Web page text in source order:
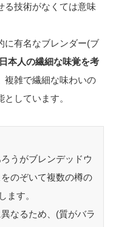
る技術がなくては意味
に有名なブレンダー(ブ
日本人の繊細な味覚を考
複雑で繊細な味わいの
しています。
うがブレンデッドウ
のぞいて複数の樽の
ます。
なるため、(質がバラ